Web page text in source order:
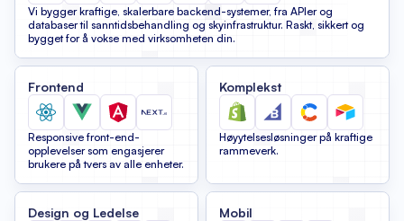
Vi bygger kraftige, skalerbare backend-systemer, fra APIer og
databaser til sanntidsbehandling og skyinfrastruktur. Raskt, sikkert og
bygget for å vokse med virksomheten din.
Frontend
Responsive front-end-
opplevelser som engasjerer
brukere på tvers av alle enheter.
Komplekst
Høyytelsesløsninger på kraftige
rammeverk.
Design og Ledelse Mobil